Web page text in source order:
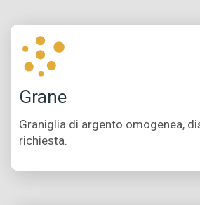
Grane
Graniglia di argento omogenea,
richiesta.